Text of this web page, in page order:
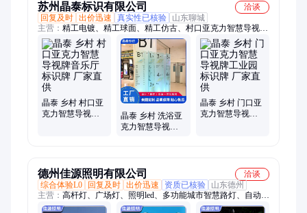
苏州晶泰标识有限公司
洽谈
回复及时 出价迅速 真实性已核验
山东聊城
主营： 精工电镀、精工球面、精工仿古、村口亚克力智慧导视
牌、金箔贴金字
晶泰 乡村 村口亚
克力智慧导视牌
晶泰 乡村 洗浴亚
克力智慧导视牌
晶泰 乡村 门口亚
克力智慧导视牌
德州佳源照明有限公司
洽谈
综合体验L0
回复及时 出价迅速 资质已核验
山东德州
主营： 高杆灯、广场灯、照明led、多功能城市智慧路灯、自动升
降、户外道路灯、可定制高度、篮球场中杆灯、高中杆灯精选